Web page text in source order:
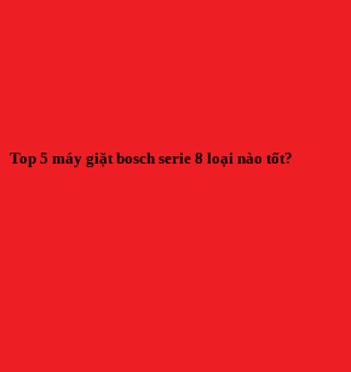
Top 5 máy giặt bosch serie 8 loại nào tốt?